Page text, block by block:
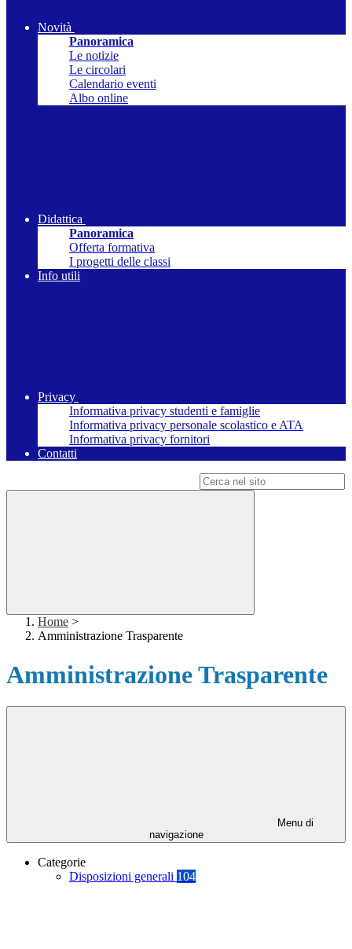
Novità
Panoramica
Le notizie
Le circolari
Calendario eventi
Albo online
Didattica
Panoramica
Offerta formativa
I progetti delle classi
Info utili
Privacy
Informativa privacy studenti e famiglie
Informativa privacy personale scolastico e ATA
Informativa privacy fornitori
Contatti
Home >
Amministrazione Trasparente
Amministrazione Trasparente
Menu di
navigazione
Categorie
Disposizioni generali 104